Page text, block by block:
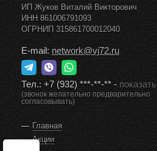
ИП Жуков Виталий Викторович
ИНН 861006791093
ОГРНИП 315861700012040
E-mail:network@vj72.ru
Тел.:+7 (932) ***-**-**-показать
(звонок желательно предварительно
согласовывать)
Главная